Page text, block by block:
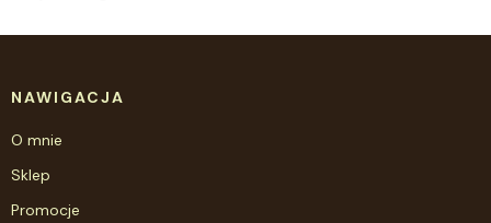
NAWIGACJA
O mnie
Sklep
Promocje